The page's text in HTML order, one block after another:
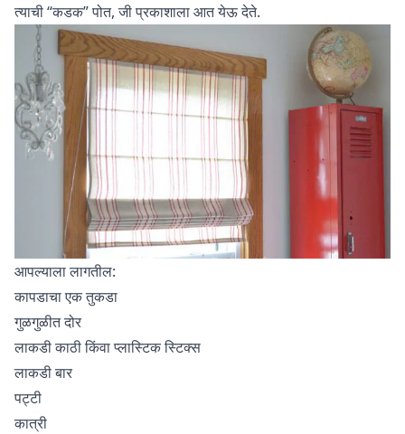
त्याची “कडक” पोत, जी प्रकाशाला आत येऊ देते.
आपल्याला लागतील:
कापडाचा एक तुकडा
गुळगुळीत दोर
लाकडी काठी किंवा प्लास्टिक स्टिक्स
लाकडी बार
पट्टी
कात्री